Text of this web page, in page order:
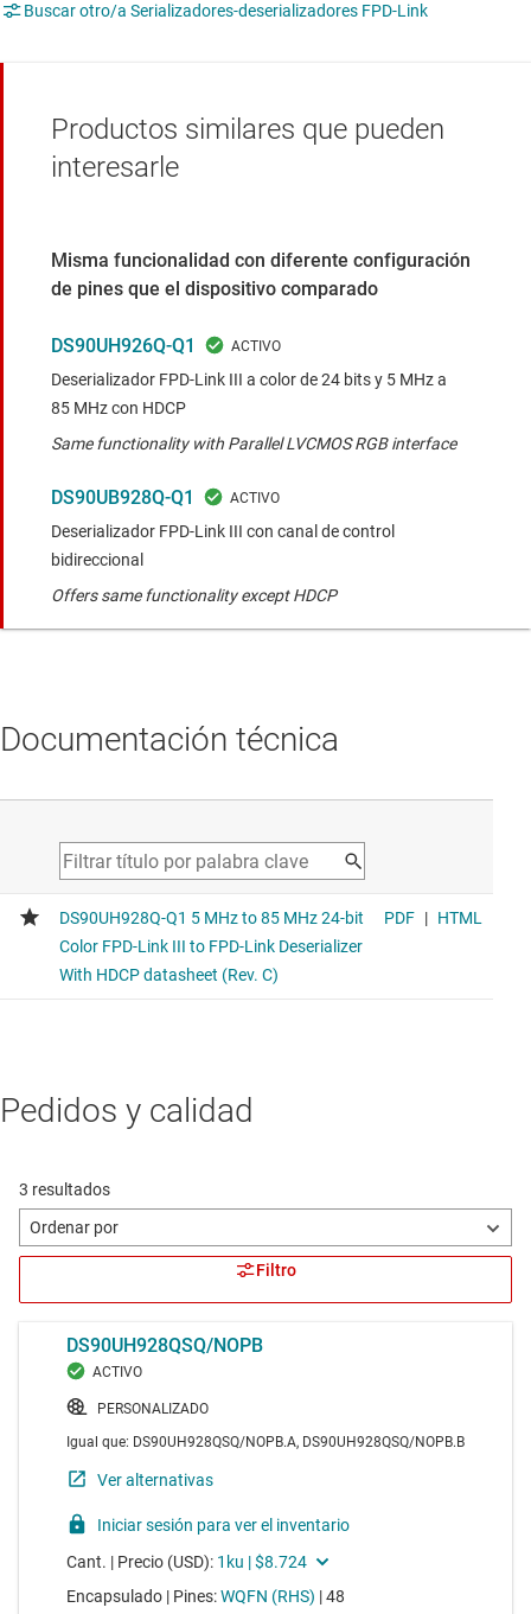
Buscar otro/a Serializadores-deserializadores FPD-Link
Productos similares que pueden
interesarle
Misma funcionalidad con diferente configuración
de pines que el dispositivo comparado
DS90UH926Q-Q1
Deserializador FPD-Link III a color de 24 bits y 5 MHz a
85 MHz con HDCP
Same functionality with Parallel LVCMOS RGB interface
DS90UB928Q-Q1
Deserializador FPD-Link III con canal de control
bidireccional
Offers same functionality except HDCP
Documentación técnica
Pedidos y calidad